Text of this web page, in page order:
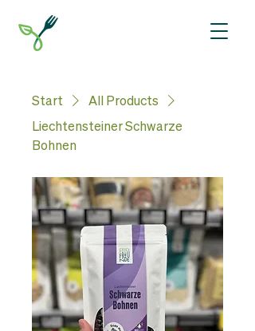
Start
All Products
Liechtensteiner Schwarze
Bohnen